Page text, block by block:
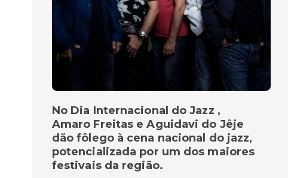
No Dia Internacional do Jazz ,
Amaro Freitas e Aguidavi do Jêje
dão fôlego à cena nacional do jazz,
potencializada por um dos maiores
festivais da região.